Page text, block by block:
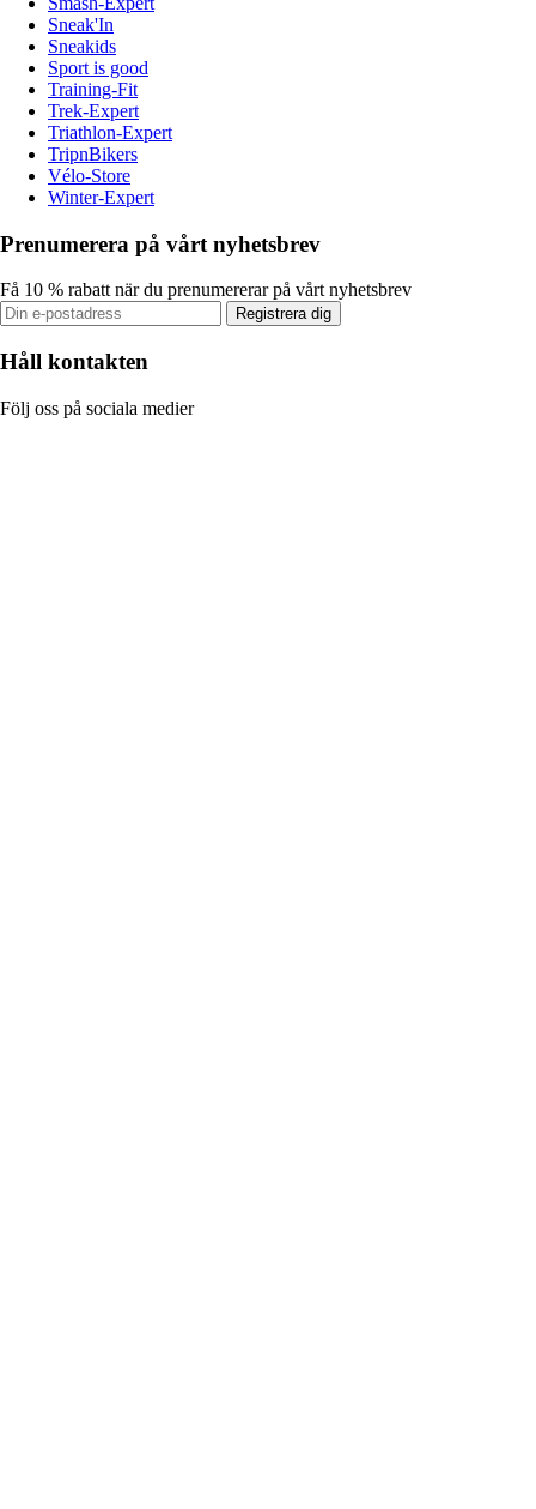
Sneak'In
Sneakids
Sport is good
Training-Fit
Trek-Expert
Triathlon-Expert
TripnBikers
Vélo-Store
Winter-Expert
Prenumerera på vårt nyhetsbrev
Få 10 % rabatt när du prenumererar på vårt nyhetsbrev
Registrera dig
Håll kontakten
Följ oss på sociala medier